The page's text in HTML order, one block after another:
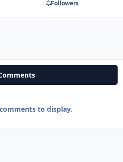
Followers
to display.